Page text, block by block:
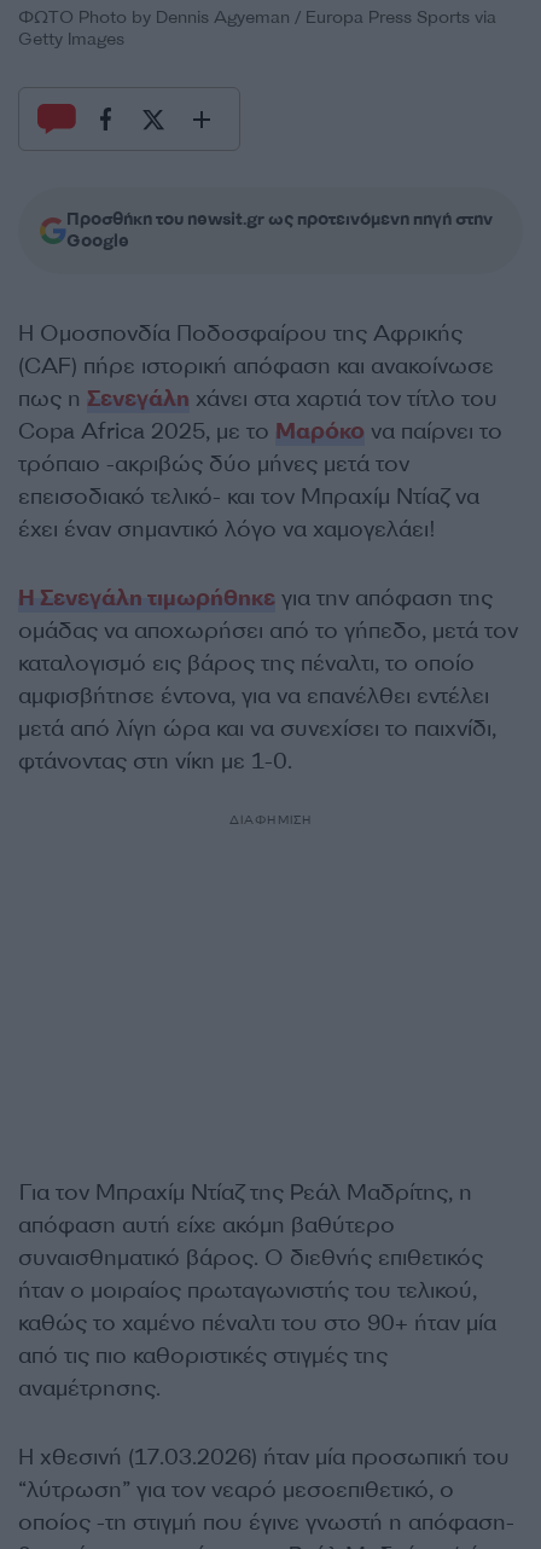
ΦΩΤΟ Photo by Dennis Agyeman / Europa Press Sports via
Getty Images
Προσθήκη του newsit.gr ως προτεινόμενη πηγή στην
Google
Η Ομοσπονδία Ποδοσφαίρου της Αφρικής
(CAF) πήρε ιστορική απόφαση και ανακοίνωσε
πως η Σενεγάλη χάνει στα χαρτιά τον τίτλο του
Copa Africa 2025, με το Μαρόκο να παίρνει το
τρόπαιο -ακριβώς δύο μήνες μετά τον
επεισοδιακό τελικό- και τον Μπραχίμ Ντίαζ να
έχει έναν σημαντικό λόγο να χαμογελάει!
Η Σενεγάλη τιμωρήθηκε για την απόφαση της
ομάδας να αποχωρήσει από το γήπεδο, μετά τον
καταλογισμό εις βάρος της πέναλτι, το οποίο
αμφισβήτησε έντονα, για να επανέλθει εντέλει
μετά από λίγη ώρα και να συνεχίσει το παιχνίδι,
φτάνοντας στη νίκη με 1-0.
ΔΙΑΦΗΜΙΣΗ
Για τον Μπραχίμ Ντίαζ της Ρεάλ Μαδρίτης, η
απόφαση αυτή είχε ακόμη βαθύτερο
συναισθηματικό βάρος. Ο διεθνής επιθετικός
ήταν ο μοιραίος πρωταγωνιστής του τελικού,
καθώς το χαμένο πέναλτι του στο 90+ ήταν μία
από τις πιο καθοριστικές στιγμές της
αναμέτρησης.
Η χθεσινή (17.03.2026) ήταν μία προσωπική του
“λύτρωση” για τον νεαρό μεσοεπιθετικό, ο
οποίος -τη στιγμή που έγινε γνωστή η απόφαση-